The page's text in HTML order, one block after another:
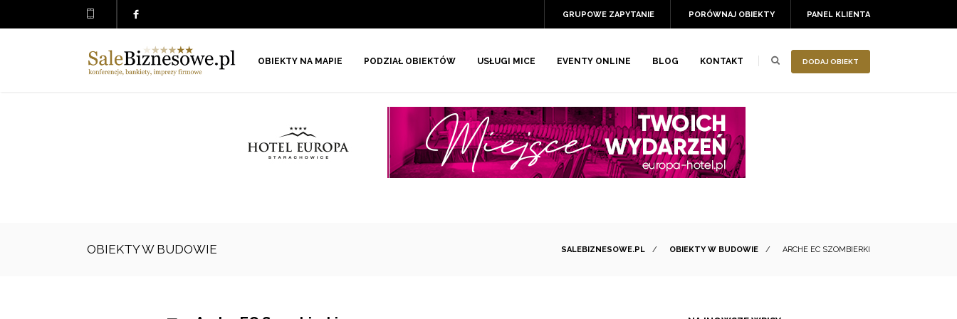
PANEL KLIENTA
PORÓWNAJ OBIEKTY
GRUPOWE ZAPYTANIE
DODAJ OBIEKT
OBIEKTY NA MAPIE PODZIAŁ OBIEKTÓW USŁUGI MICE EVENTY ONLINE BLOG KONTAKT
OBIEKTY W BUDOWIE SALEBIZNESOWE.PL / OBIEKTY W BUDOWIE / ARCHE EC SZOMBIERKI